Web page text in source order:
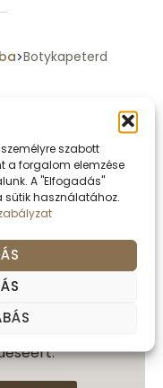
szabott
a forgalom elemzése
A "Elfogadás"
használatához.
>Botykapeterd
tölt el, hogy
az oldalon
adni eddigi
és
nap mint